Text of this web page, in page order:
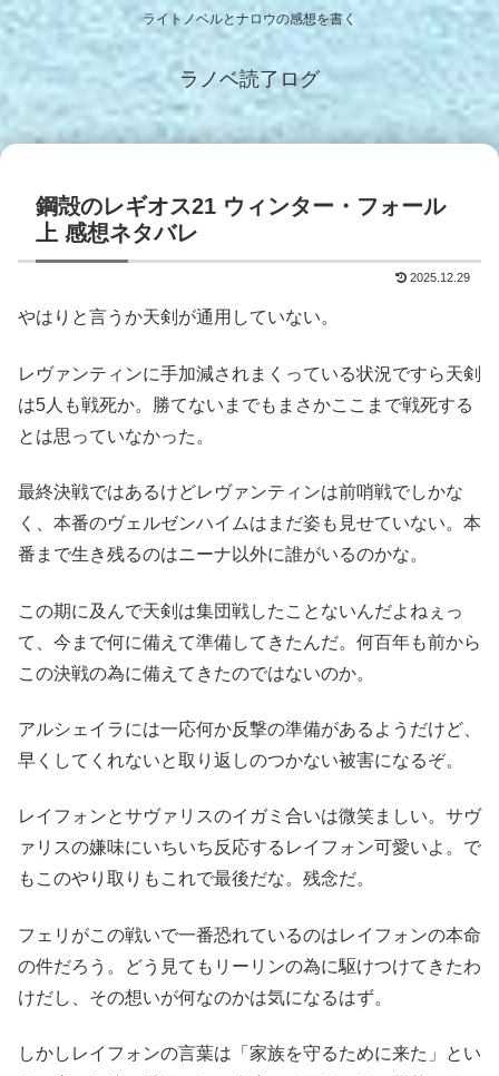
ライトノベルとナロウの感想を書く
ラノベ読了ログ
鋼殻のレギオス21 ウィンター・フォール
上 感想ネタバレ
2025.12.29
やはりと言うか天剣が通用していない。
レヴァンティンに手加減されまくっている状況ですら天剣
は5人も戦死か。勝てないまでもまさかここまで戦死する
とは思っていなかった。
最終決戦ではあるけどレヴァンティンは前哨戦でしかな
く、本番のヴェルゼンハイムはまだ姿も見せていない。本
番まで生き残るのはニーナ以外に誰がいるのかな。
この期に及んで天剣は集団戦したことないんだよねぇっ
て、今まで何に備えて準備してきたんだ。何百年も前から
この決戦の為に備えてきたのではないのか。
アルシェイラには一応何か反撃の準備があるようだけど、
早くしてくれないと取り返しのつかない被害になるぞ。
レイフォンとサヴァリスのイガミ合いは微笑ましい。サヴ
ァリスの嫌味にいちいち反応するレイフォン可愛いよ。で
もこのやり取りもこれで最後だな。残念だ。
フェリがこの戦いで一番恐れているのはレイフォンの本命
の件だろう。どう見てもリーリンの為に駆けつけてきたわ
けだし、その想いが何なのかは気になるはず。
しかしレイフォンの言葉は「家族を守るために来た」とい